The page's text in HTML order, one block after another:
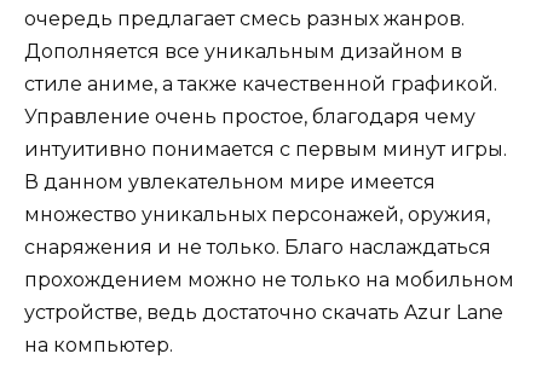
очередь предлагает смесь разных жанров.
Дополняется все уникальным дизайном в
стиле аниме, а также качественной графикой.
Управление очень простое, благодаря чему
интуитивно понимается с первым минут игры.
В данном увлекательном мире имеется
множество уникальных персонажей, оружия,
снаряжения и не только. Благо наслаждаться
прохождением можно не только на мобильном
устройстве, ведь достаточно скачать Azur Lane
на компьютер.